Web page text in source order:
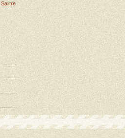
Salitre